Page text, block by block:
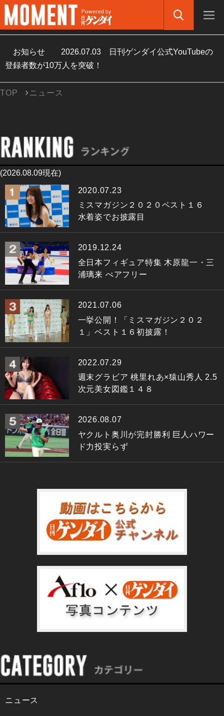
お知らせ 2026.07.03
日刊ゲンダイ公式YouTubeの
登録者数が10万人を突破！
TOP ニュース
(2026.08.09現在)
2020.07.23
ミスマガジン２０２０ベスト１６
水着姿でお披露目
2019.12.24
全日本フィギュア特集 木原龍一・三
浦璃来 ぺアフリー
2021.07.06
一挙公開！「ミスマガジン２０２
１」ベスト１６初披露！
2022.07.29
週末グラビア 桃里れあ×猿山秀人 2.5
次元美女図鑑１４８
2026.08.07
ヤクルト奥川が完封勝利 巨人ハワー
ド力投実らず
ニュース